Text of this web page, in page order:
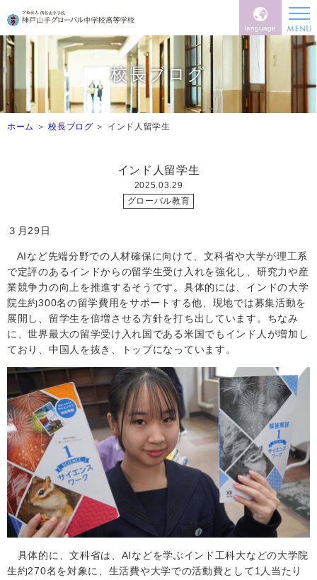
language
校長ブログ
ホーム 校長ブログ インド人留学生
インド人留学生
2025.03.29
グローバル教育
３月29 日
AIなど先端分野での人材確保に向けて、文科省や大学が理工系
で定評のあるインドからの留学生受け入れを強化し、研究力や産
業競争力の向上を推進するそうです。具体的には、インドの大学
院生約300名の留学費用をサポートする他、現地では募集活動を
展開し、留学生を倍増させる方針を打ち出しています。ちなみ
に、世界最大の留学受け入れ国である米国でもインド人が増加し
ており、中国人を抜き、トップになっています。
具体的に、文科省は、 AIなどを学ぶインド工科大などの大学院
生約270名を対象に、生活費や大学での活動費として1 人当たり